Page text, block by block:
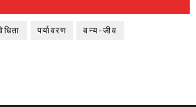
पर्यावरण वन्य-जीव